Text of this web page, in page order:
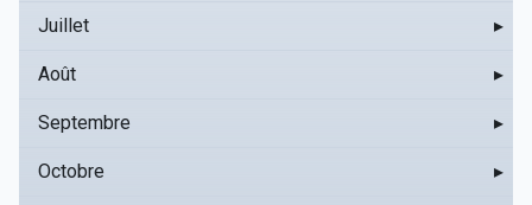
Juillet ▸
Août ▸
Septembre ▸
Octobre ▸